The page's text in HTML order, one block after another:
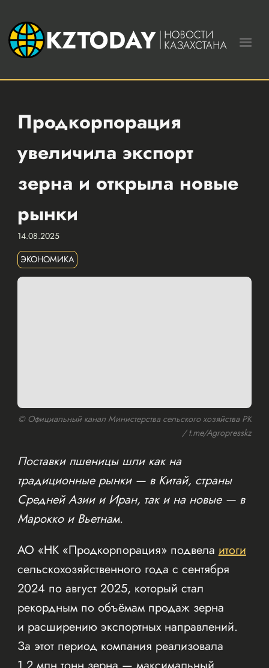
Продкорпорация
увеличила экспорт
зерна и открыла новые
рынки
14.08.2025
ЭКОНОМИКА
© Официальный канал Министерства сельского хозяйства РК
/ t.me/Agropresskz
Поставки пшеницы шли как на
традиционные рынки — в Китай, страны
Средней Азии и Иран, так и на новые — в
Марокко и Вьетнам.
АО «НК «Продкорпорация» подвела итоги
сельскохозяйственного года с сентября
2024 по август 2025, который стал
рекордным по объёмам продаж зерна
и расширению экспортных направлений.
За этот период компания реализовала